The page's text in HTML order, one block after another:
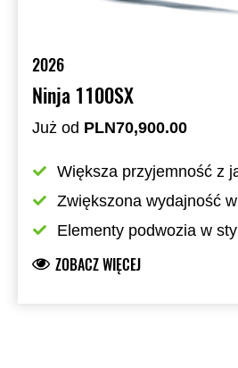
2026
Ninja 1100SX
Już od PLN70,900.00
Większa przyjemność z
Zwiększona wydajność
Elementy podwozia w
ZOBACZ WIĘCEJ